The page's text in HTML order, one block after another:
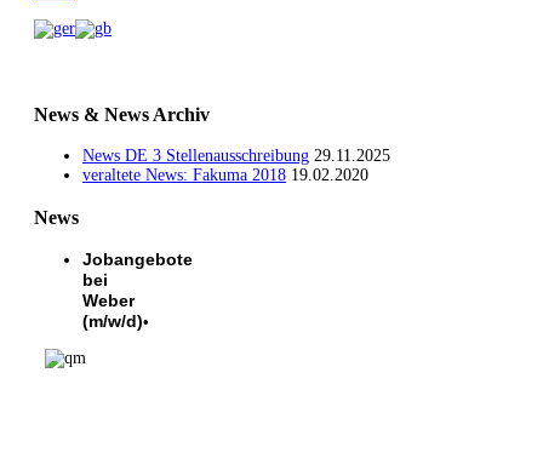
News & News Archiv
News DE 3 Stellenausschreibung 29.11.2025
veraltete News: Fakuma 2018 19.02.2020
News
Jobangebote
bei
Weber
(m/w/d)•